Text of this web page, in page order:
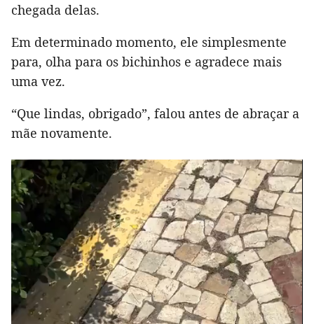
chegada delas.
Em determinado momento, ele simplesmente
para, olha para os bichinhos e agradece mais
uma vez.
“Que lindas, obrigado”, falou antes de abraçar a
mãe novamente.